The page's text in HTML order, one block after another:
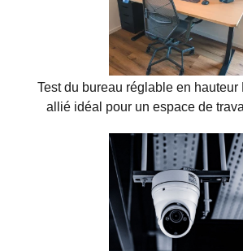
Test du bureau réglable en hauteur
allié idéal pour un espace de